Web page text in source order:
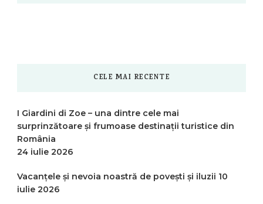
CELE MAI RECENTE
I Giardini di Zoe – una dintre cele mai
surprinzătoare și frumoase destinații turistice din
România
24 iulie 2026
Vacanțele și nevoia noastră de povești și iluzii 10
iulie 2026